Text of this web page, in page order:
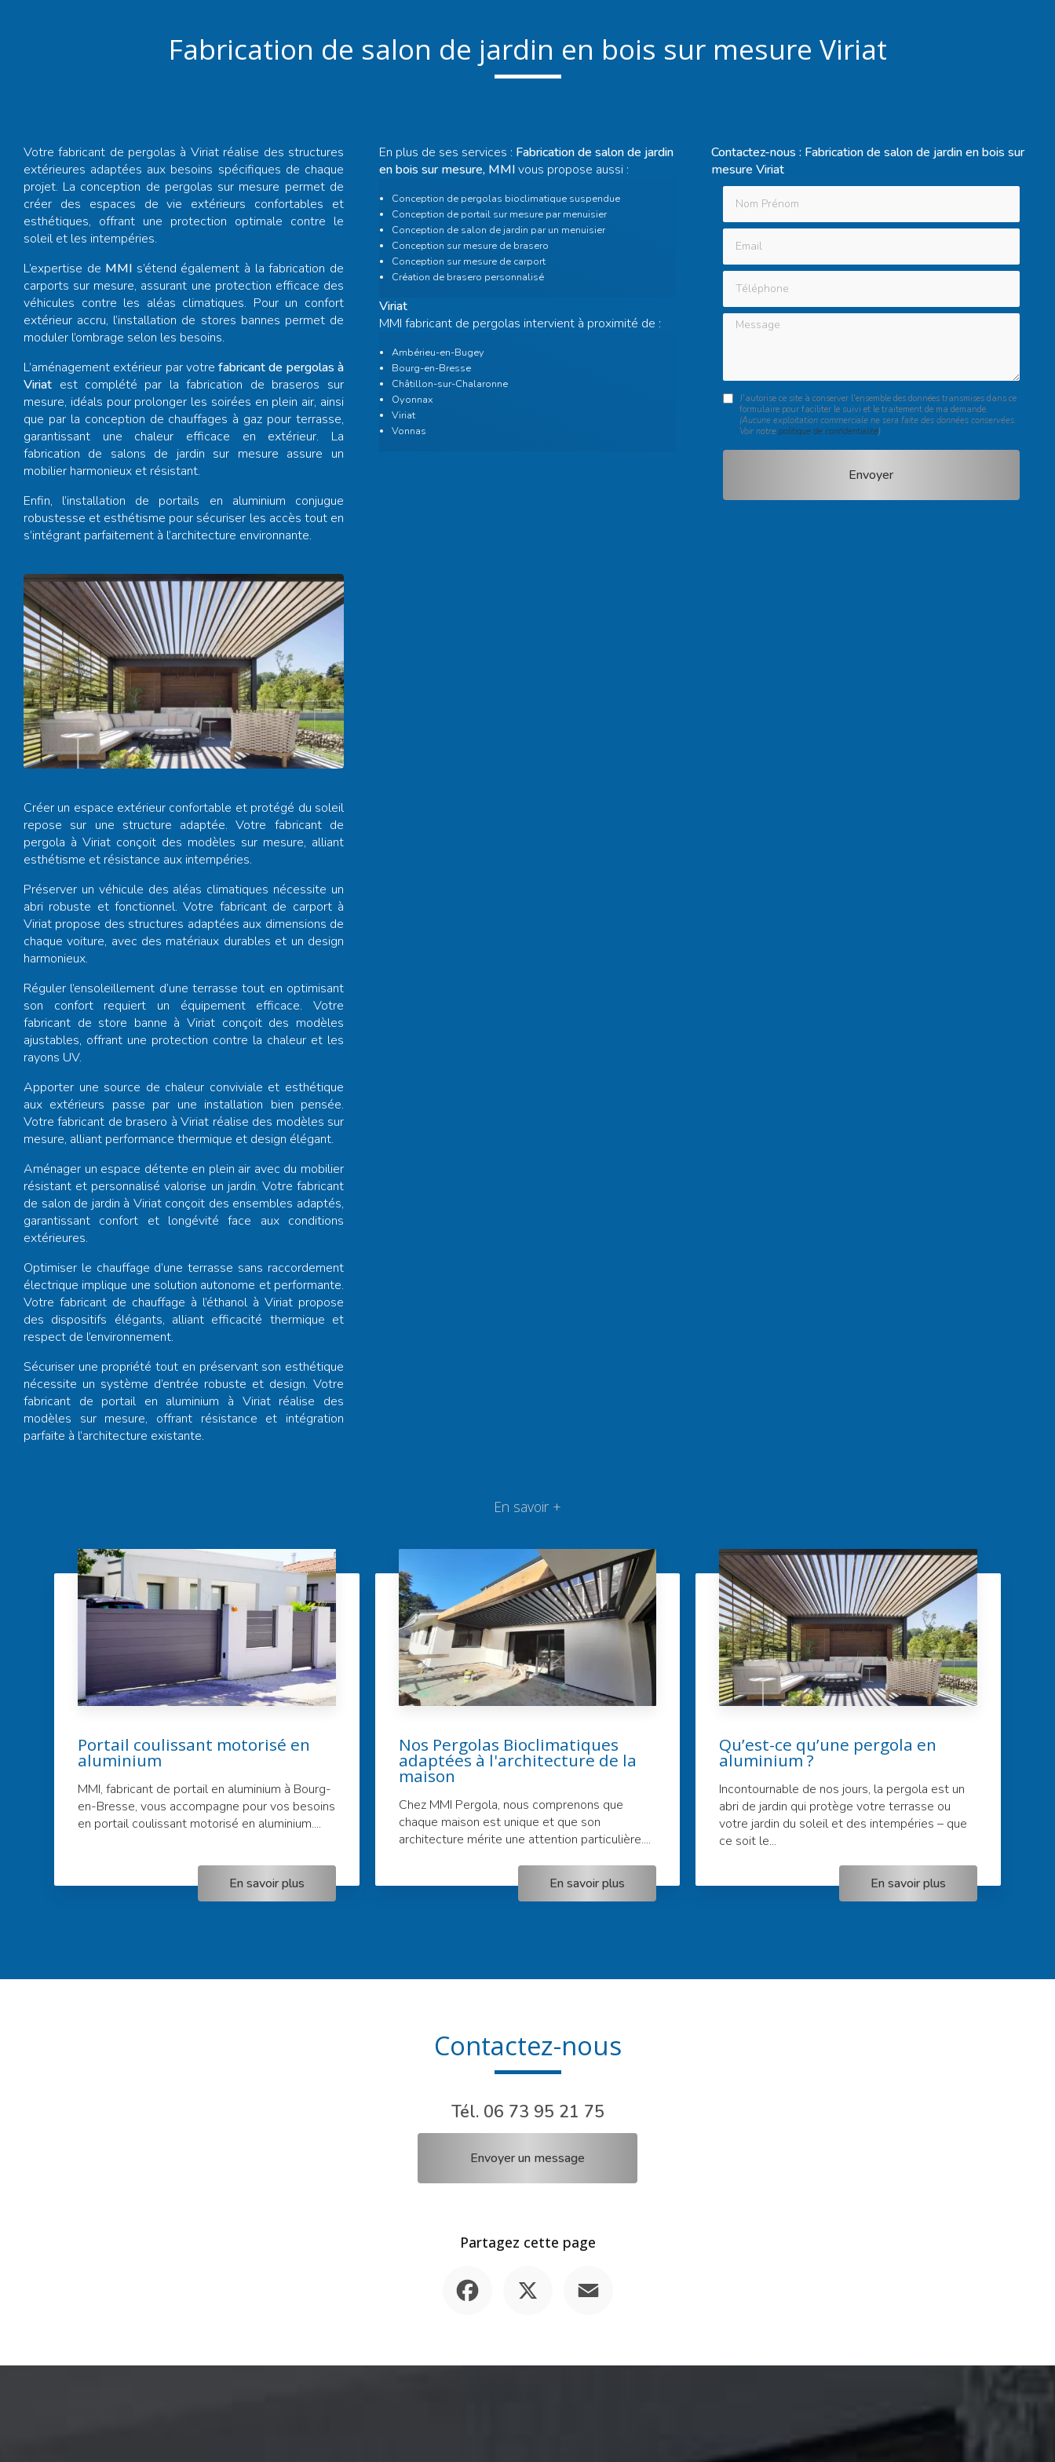
Fabrication de salon de jardin en bois sur mesure Viriat
Votre fabricant de pergolas à Viriatréalise des structures
extérieures adaptées aux besoins spécifiques de chaque
projet. La conception de pergolas sur mesure permet de
créer des espaces de vie extérieurs confortables et
esthétiques, offrant une protection optimale contre le
soleil et les intempéries.
L’expertise de MMI s’étend également à la fabrication de
carports sur mesure, assurant une protection efficace des
véhicules contre les aléas climatiques. Pour un confort
extérieur accru, l’installation de stores bannes permet de
moduler l’ombrage selon les besoins.
L’aménagement extérieur par votrefabricant de pergolas à
Viriat est complété par la fabrication de braseros sur
mesure, idéals pour prolonger les soirées en plein air, ainsi
que par la conception de chauffages à gaz pour terrasse,
garantissant une chaleur efficace en extérieur. La
fabrication de salons de jardin sur mesure assure un
mobilier harmonieux et résistant.
Enfin, l’installation de portails en aluminium conjugue
robustesse et esthétisme pour sécuriser les accès tout en
s’intégrant parfaitement à l’architecture environnante.
Créer un espace extérieur confortable et protégé du soleil
repose sur une structure adaptée. Votre fabricant de
pergola à Viriat conçoit des modèles sur mesure, alliant
esthétisme et résistance aux intempéries.
Préserver un véhicule des aléas climatiques nécessite un
abri robuste et fonctionnel. Votre fabricant de carport à
Viriat propose des structures adaptées aux dimensions de
chaque voiture, avec des matériaux durables et un design
harmonieux.
Réguler l’ensoleillement d’une terrasse tout en optimisant
son confort requiert un équipement efficace. Votre
fabricant de store banne à Viriat conçoit des modèles
ajustables, offrant une protection contre la chaleur et les
rayons UV.
Apporter une source de chaleur conviviale et esthétique
aux extérieurs passe par une installation bien pensée.
Votrefabricant de brasero à Viriat réalise des modèles sur
mesure, alliant performance thermique et design élégant.
Aménager un espace détente en plein air avec du mobilier
résistant et personnalisé valorise un jardin. Votre fabricant
de salon de jardin à Viriatconçoit des ensembles adaptés,
garantissant confort et longévité face aux conditions
extérieures.
Optimiser le chauffage d’une terrasse sans raccordement
électrique implique une solution autonome et performante.
Votre fabricant de chauffage à l’éthanol à Viriat propose
des dispositifs élégants, alliant efficacité thermique et
respect de l’environnement.
Sécuriser une propriété tout en préservant son esthétique
nécessite un système d’entrée robuste et design. Votre
fabricant de portail en aluminium à Viriatréalise des
modèles sur mesure, offrant résistance et intégration
parfaite à l’architecture existante.
En plus de ses services : Fabrication de salon de jardin
en bois sur mesure, MMIvous propose aussi :
Conception de pergolas bioclimatique suspendue
Conception de portail sur mesure par menuisier
Conception de salon de jardin par un menuisier
Conception sur mesure de brasero
Conception sur mesure de carport
Création de brasero personnalisé
Viriat
MMI fabricant de pergolas intervient à proximité de :
Ambérieu-en-Bugey
Bourg-en-Bresse
Châtillon-sur-Chalaronne
Oyonnax
Viriat
Vonnas
Contactez-nous : Fabrication de salon de jardin en bois sur
mesure Viriat
Nom Prénom
Email
Téléphone
Message
J'autorise ce site à conserver l'ensemble des données transmises dans ce
formulaire pour faciliter le suivi et le traitement de ma demande.
(Aucune exploitation commerciale ne sera faite des données conservées.
Voir notre politique de confidentialité)
En savoir +
Portail coulissant motorisé en
aluminium
MMI, fabricant de portail en aluminium à Bourg-
en-Bresse, vous accompagne pour vos besoins
en portail coulissant motorisé en aluminium....
En savoir plus
Nos Pergolas Bioclimatiques
adaptées à l'architecture de la
maison
Chez MMI Pergola, nous comprenons que
chaque maison est unique et que son
architecture mérite une attention particulière....
En savoir plus
Qu’est-ce qu’une pergola en
aluminium ?
Incontournable de nos jours, la pergola est un
abri de jardin qui protège votre terrasse ou
votre jardin du soleil et des intempéries – que
ce soit le...
En savoir plus
Contactez-nous
Tél. 06 73 95 21 75
Envoyer un message
Partagez cette page